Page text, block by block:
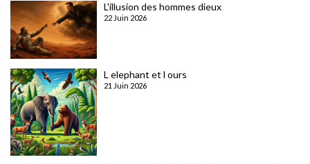
L'illusion des hommes dieux
22 Juin 2026
L elephant et l ours
21 Juin 2026